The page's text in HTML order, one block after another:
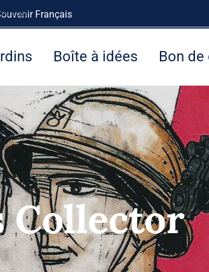
Français
suite.
Boîte à idées Bon
Collector